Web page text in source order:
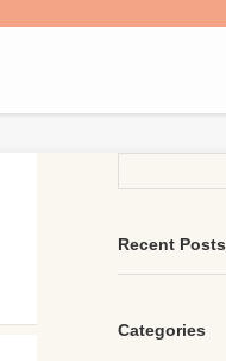
Recent Posts
Categories